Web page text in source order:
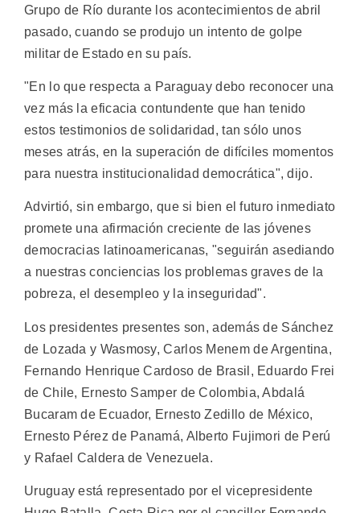
Grupo de Río durante los acontecimientos de abril
pasado, cuando se produjo un intento de golpe
militar de Estado en su país.
"En lo que respecta a Paraguay debo reconocer una
vez más la eficacia contundente que han tenido
estos testimonios de solidaridad, tan sólo unos
meses atrás, en la superación de difíciles momentos
para nuestra institucionalidad democrática", dijo.
Advirtió, sin embargo, que si bien el futuro inmediato
promete una afirmación creciente de las jóvenes
democracias latinoamericanas, "seguirán asediando
a nuestras conciencias los problemas graves de la
pobreza, el desempleo y la inseguridad".
Los presidentes presentes son, además de Sánchez
de Lozada y Wasmosy, Carlos Menem de Argentina,
Fernando Henrique Cardoso de Brasil, Eduardo Frei
de Chile, Ernesto Samper de Colombia, Abdalá
Bucaram de Ecuador, Ernesto Zedillo de México,
Ernesto Pérez de Panamá, Alberto Fujimori de Perú
y Rafael Caldera de Venezuela.
Uruguay está representado por el vicepresidente